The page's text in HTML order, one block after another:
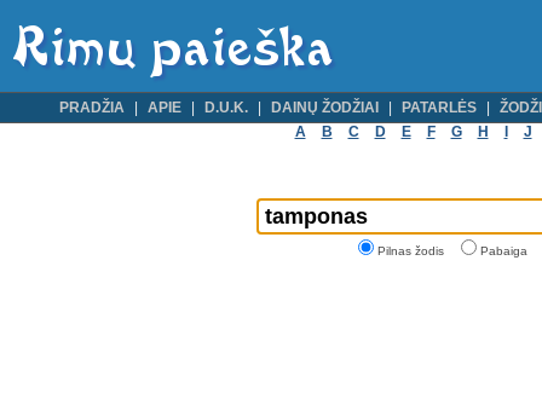
PRADŽIA APIE D.U.K. DAINŲ ŽODŽIAI PATARLĖS
A
B C D E F G H J
Pilnas žodis Pabaiga